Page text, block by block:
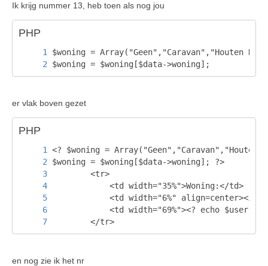
Ik krijg nummer 13, heb toen als nog jou
PHP
$woning = $woning[$data->woning];
er vlak boven gezet
PHP
        </tr>
en nog zie ik het nr